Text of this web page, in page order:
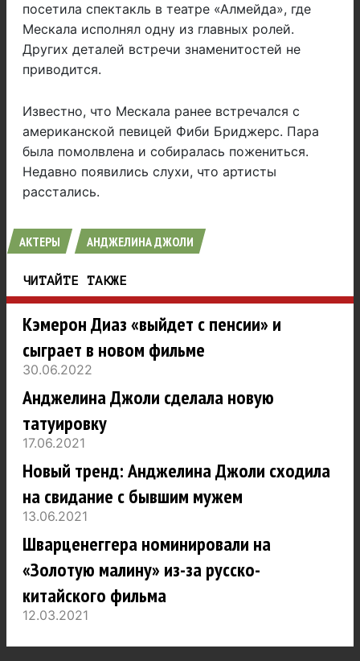
посетила спектакль в театре «Алмейда», где
Мескала исполнял одну из главных ролей.
Других деталей встречи знаменитостей не
приводится.
Известно, что Мескала ранее встречался с
американской певицей Фиби Бриджерс. Пара
была помолвлена и собиралась пожениться.
Недавно появились слухи, что артисты
расстались.
АКТЕРЫ АНДЖЕЛИНА ДЖОЛИ
ЧИТАЙТЕ ТАКЖЕ
Кэмерон Диаз «выйдет с пенсии» и
сыграет в новом фильме
30.06.2022
Анджелина Джоли сделала новую
татуировку
17.06.2021
Новый тренд: Анджелина Джоли сходила
на свидание с бывшим мужем
13.06.2021
Шварценеггера номинировали на
«Золотую малину» из-за русско-
китайского фильма
12.03.2021